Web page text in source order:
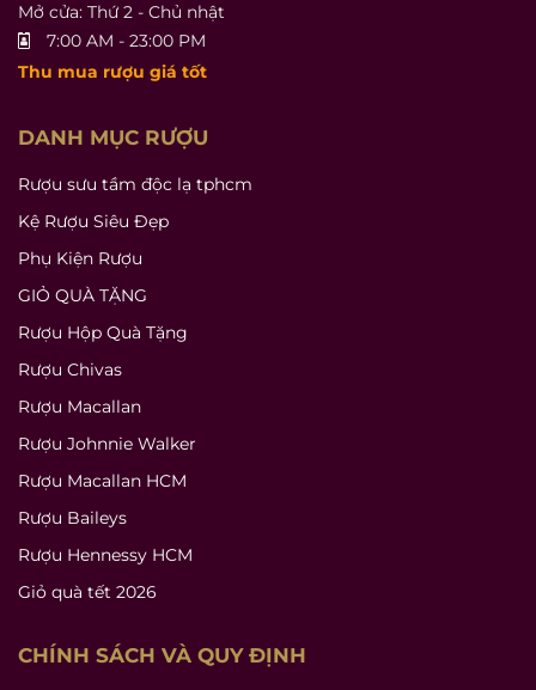
Mở cửa: Thứ 2 - Chủ nhật
7:00 AM - 23:00 PM
Thu mua rượu giá tốt
DANH MỤC RƯỢU
Rượu sưu tầm độc lạ tphcm
Kệ Rượu Siêu Đẹp
Phụ Kiện Rượu
GIỎ QUÀ TẶNG
Rượu Hộp Quà Tặng
Rượu Chivas
Rượu Macallan
Rượu Johnnie Walker
Rượu Macallan HCM
Rượu Baileys
Rượu Hennessy HCM
Giỏ quà tết 2026
CHÍNH SÁCH VÀ QUY ĐỊNH